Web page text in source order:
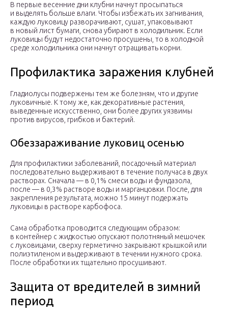
В первые весенние дни клубни начнут просыпаться
и выделять больше влаги. Чтобы избежать их загнивания,
каждую луковицу разворачивают, сушат, упаковывают
в новый лист бумаги, снова убирают в холодильник. Если
луковицы будут недостаточно просушены, то в холодной
среде холодильника они начнут отращивать корни.
Профилактика заражения клубней
Гладиолусы подвержены тем же болезням, что и другие
луковичные. К тому же, как декоративные растения,
выведенные искусственно, они более других уязвимы
против вирусов, грибков и бактерий.
Обеззараживание луковиц осенью
Для профилактики заболеваний, посадочный материал
последовательно выдерживают в течение получаса в двух
растворах. Сначала — в 0,1% смеси воды и фундазола,
после — в 0,3% растворе воды и марганцовки. После, для
закрепления результата, можно 15 минут подержать
луковицы в растворе карбофоса.
Сама обработка проводится следующим образом:
в контейнер с жидкостью опускают полотняный мешочек
с луковицами, сверху герметично закрывают крышкой или
полиэтиленом и выдерживают в течении нужного срока.
После обработки их тщательно просушивают.
Защита от вредителей в зимний
период